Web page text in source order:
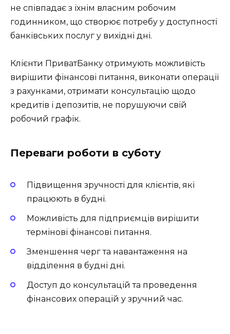
не співпадає з їхнім власним робочим
годинником, що створює потребу у доступності
банківських послуг у вихідні дні.
Клієнти ПриватБанку отримують можливість
вирішити фінансові питання, виконати операції
з рахунками, отримати консультацію щодо
кредитів і депозитів, не порушуючи свій
робочий графік.
Переваги роботи в суботу
Підвищення зручності для клієнтів, які
працюють в будні.
Можливість для підприємців вирішити
термінові фінансові питання.
Зменшення черг та навантаження на
відділення в будні дні.
Доступ до консультацій та проведення
фінансових операцій у зручний час.